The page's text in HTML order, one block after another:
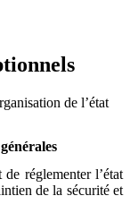
de l’état
réglementer l’état
de la sécurité et